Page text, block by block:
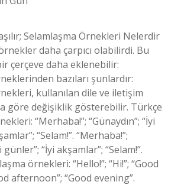
Selamlaşma Örnekleri Nelerdir
daha çarpıcı olabilirdi. Bu
çerçeve daha eklenebilir:
bazıları şunlardır:
kullanılan dile ve iletişim
göre değişiklik gösterebilir. Türkçe
“Merhaba!”; “Günaydın”; “İyi
“Selam!”. “Merhaba!”;
günler”; “İyi akşamlar”; “Selam!”.
örnekleri: “Hello!”; “Hi!”; “Good
afternoon”; “Good evening”.